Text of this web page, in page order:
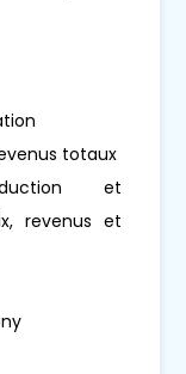
totaux
et
revenus et